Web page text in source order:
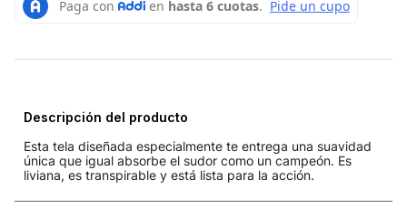
Descripción del producto
Esta tela diseñada especialmente te entrega una suavidad
única que igual absorbe el sudor como un campeón. Es
liviana, es transpirable y está lista para la acción.